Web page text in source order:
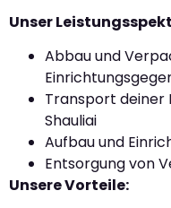
Unser
Abbau und
Transport deiner
Shauliai
Aufbau und
Entsorgung von
Unsere Vorteile: